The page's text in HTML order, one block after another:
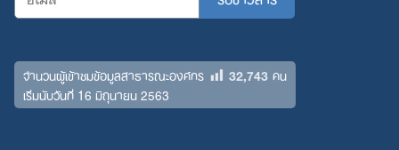
จำนวนผู้เข้าชมข้อมูลสาธารณะองค์กร 32,743คน
เริ่มนับวันที่ 16 มิถุนายน 2563